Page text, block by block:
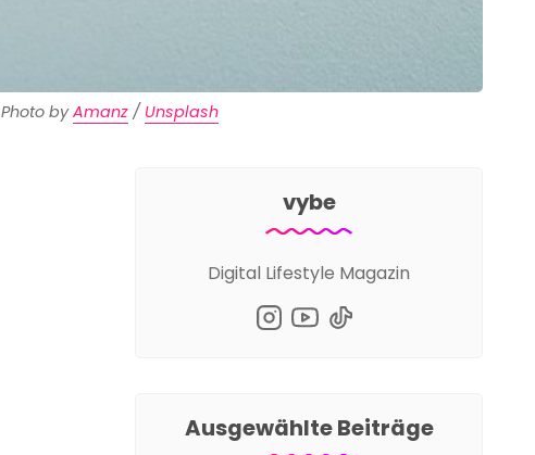
Photo by Amanz / Unsplash
vybe
Digital Lifestyle Magazin
Ausgewählte Beiträge